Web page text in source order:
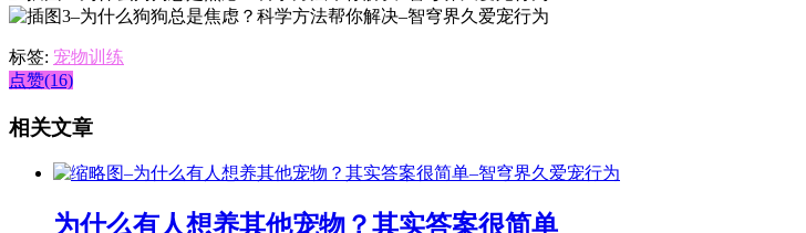
标签: 宠物训练
点赞(16)
相关文章
为什么有人想养其他宠物？其实答案很简单